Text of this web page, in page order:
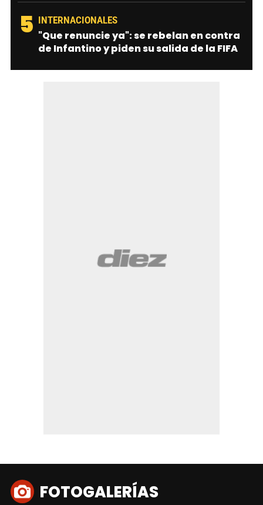
5 INTERNACIONALES
"Que renuncie ya": se rebelan en contra
de Infantino y piden su salida de la FIFA
FOTOGALERÍAS